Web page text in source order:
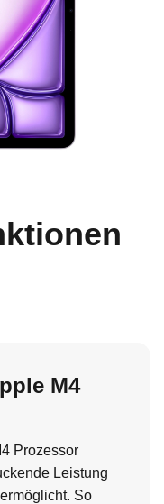
M4
Prozessor
Leistung
So